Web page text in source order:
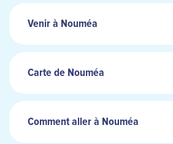
Venir à Nouméa
Carte de Nouméa
Comment aller à Nouméa